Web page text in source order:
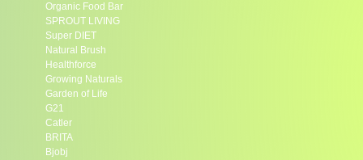
Organic Food Bar
SPROUT LIVING
Super DIET
Natural Brush
Healthforce
Growing Naturals
Garden of Life
G21
Catler
BRITA
Bjobj